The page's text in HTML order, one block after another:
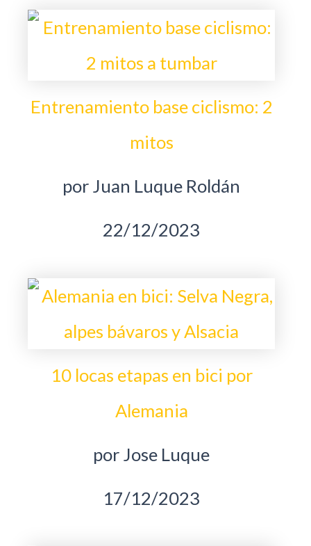
Entrenamiento base ciclismo: 2
mitos
por Juan Luque Roldán
22/12/2023
10 locas etapas en bici por
Alemania
por Jose Luque
17/12/2023